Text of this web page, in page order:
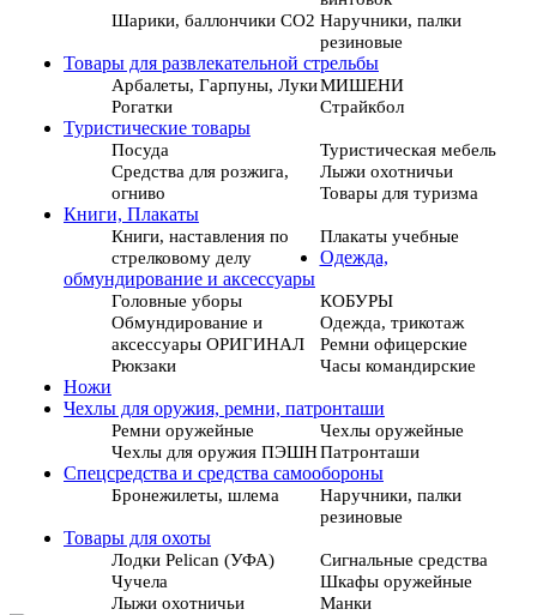
Шарики, баллончики СО2 Наручники, палки
резиновые
Товары для развлекательной стрельбы
Арбалеты, Гарпуны, ЛукиМИШЕНИ
Рогатки
Страйкбол
Туристические товары
Посуда
Туристическая мебель
Средства для розжига,
огниво
Лыжи охотничьи
Товары для туризма
Книги, Плакаты
Книги, наставления по
стрелковому делу
Плакаты учебные
Одежда,
обмундирование и аксессуары
Головные уборы
КОБУРЫ
Обмундирование и
аксессуары ОРИГИНАЛ
Одежда, трикотаж
Ремни офицерские
Рюкзаки
Часы командирские
Ножи
Чехлы для оружия, ремни, патронташи
Ремни оружейные
Чехлы оружейные
Чехлы для оружия ПЭШНПатронташи
Спецсредства и средства самообороны
Бронежилеты, шлема
Наручники, палки
резиновые
Товары для охоты
Лодки Pelican (УФА)
Сигнальные средства
Чучела
Шкафы оружейные
Лыжи охотничьи
Манки